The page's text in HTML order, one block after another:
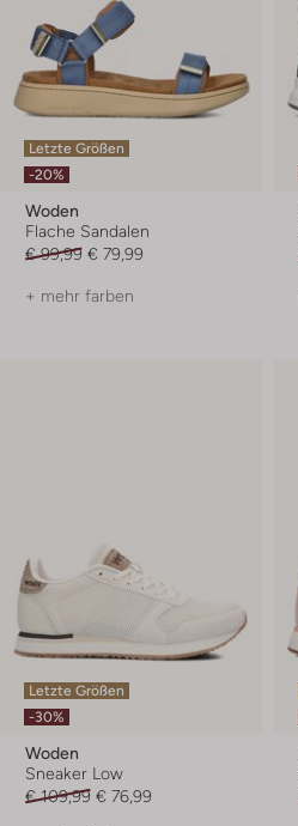
Letzte Größen
-20%
Woden
Flache Sandalen
€ 99,99 € 79,99
+ mehr farben
Letzte Größen
-30%
Woden
Sneaker Low
€ 109,99 € 76,99